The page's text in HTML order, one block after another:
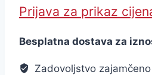
Prijava za prikaz
Besplatna dostava za
Zadovoljstvo zajamčeno